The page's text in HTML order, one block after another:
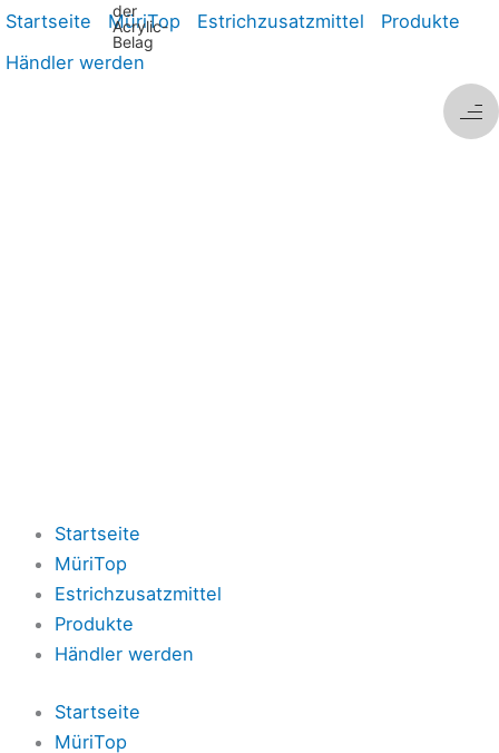
Startseite MüriTop
der
Acrylic-
Belag
Estrichzusatzmittel
Produkte
Händler werden
Startseite
MüriTop
Estrichzusatzmittel
Produkte
Händler werden
Startseite
MüriTop